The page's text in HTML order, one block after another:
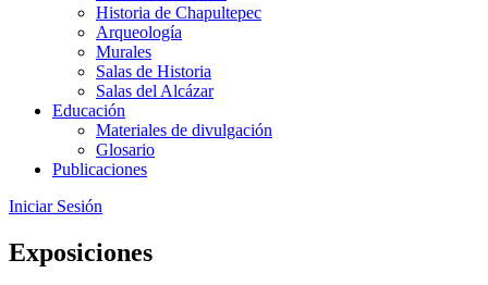
Historia de Chapultepec
Arqueología
Murales
Salas de Historia
Salas del Alcázar
Educación
Materiales de divulgación
Glosario
Publicaciones
Iniciar Sesión
Exposiciones